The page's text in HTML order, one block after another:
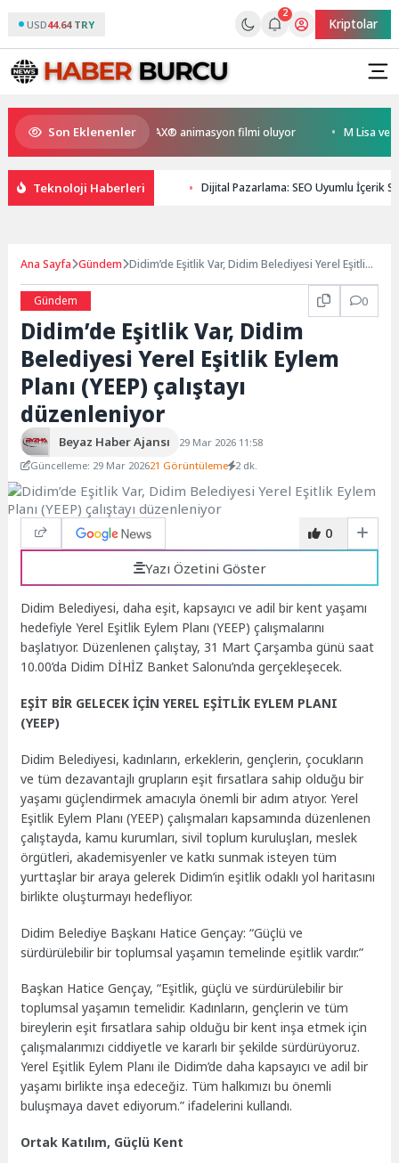
USD44.64 TRY
2
Kriptolar
Son Eklenenler
Kral Türkiye’nin ilk IMAX® animasyon filmi oluyor M Lisa ve
Teknoloji Haberleri Dijital Pazarlama: SEO Uyumlu İçerik
Ana Sayfa Gündem Didim’de Eşitlik Var, Didim Belediyesi Yerel Eşitlik
Gündem
0
Didim’de Eşitlik Var, Didim
Belediyesi Yerel Eşitlik Eylem
Planı (YEEP) çalıştayı
düzenleniyor
Beyaz Haber Ajansı
29 Mar 2026 11:58
Güncelleme: 29 Mar 202621 Görüntüleme 2 dk.
0
Yazı Özetini Göster
Didim Belediyesi, daha eşit, kapsayıcı ve adil bir kent yaşamı
hedefiyle Yerel Eşitlik Eylem Planı (YEEP) çalışmalarını
başlatıyor. Düzenlenen çalıştay, 31 Mart Çarşamba günü saat
10.00’da Didim DİHİZ Banket Salonu’nda gerçekleşecek.
EŞİT BİR GELECEK İÇİN YEREL EŞİTLİK EYLEM PLANI
(YEEP)
Didim Belediyesi, kadınların, erkeklerin, gençlerin, çocukların
ve tüm dezavantajlı grupların eşit fırsatlara sahip olduğu bir
yaşamı güçlendirmek amacıyla önemli bir adım atıyor. Yerel
Eşitlik Eylem Planı (YEEP) çalışmaları kapsamında düzenlenen
çalıştayda, kamu kurumları, sivil toplum kuruluşları, meslek
örgütleri, akademisyenler ve katkı sunmak isteyen tüm
yurttaşlar bir araya gelerek Didim’in eşitlik odaklı yol haritasını
birlikte oluşturmayı hedefliyor.
Didim Belediye Başkanı Hatice Gençay: “Güçlü ve
sürdürülebilir bir toplumsal yaşamın temelinde eşitlik vardır.”
Başkan Hatice Gençay, “Eşitlik, güçlü ve sürdürülebilir bir
toplumsal yaşamın temelidir. Kadınların, gençlerin ve tüm
bireylerin eşit fırsatlara sahip olduğu bir kent inşa etmek için
çalışmalarımızı ciddiyetle ve kararlı bir şekilde sürdürüyoruz.
Yerel Eşitlik Eylem Planı ile Didim’de daha kapsayıcı ve adil bir
yaşamı birlikte inşa edeceğiz. Tüm halkımızı bu önemli
buluşmaya davet ediyorum.” ifadelerini kullandı.
Ortak Katılım, Güçlü Kent